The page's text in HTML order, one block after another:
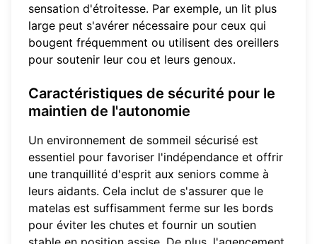
sensation d'étroitesse. Par exemple, un lit plus
large peut s'avérer nécessaire pour ceux qui
bougent fréquemment ou utilisent des oreillers
pour soutenir leur cou et leurs genoux.
Caractéristiques de sécurité pour le
maintien de l'autonomie
Un environnement de sommeil sécurisé est
essentiel pour favoriser l'indépendance et offrir
une tranquillité d'esprit aux seniors comme à
leurs aidants. Cela inclut de s'assurer que le
matelas est suffisamment ferme sur les bords
pour éviter les chutes et fournir un soutien